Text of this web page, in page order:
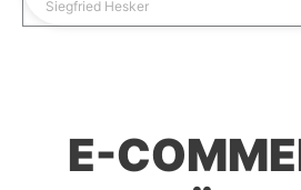
Siegfried Hesker
E-